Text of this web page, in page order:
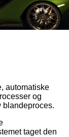
automatiske
og
blandeproces.
taget den